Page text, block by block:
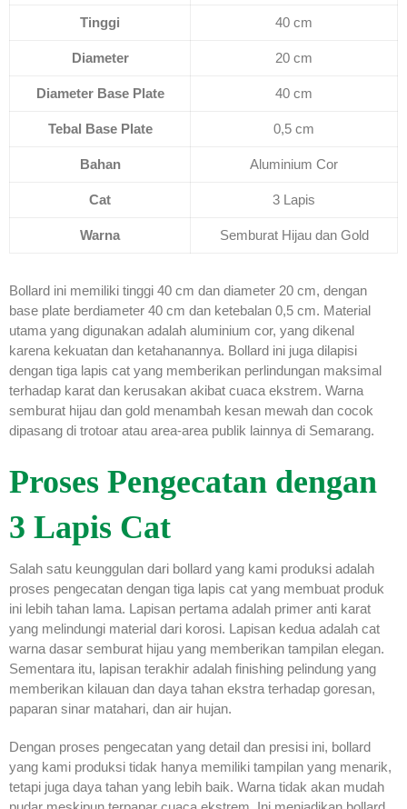
Tinggi 40 cm
Diameter 20 cm
Diameter Base Plate 40 cm
Tebal Base Plate 0,5 cm
Bahan Aluminium Cor
Cat 3 Lapis
Warna Semburat Hijau dan Gold
Bollard ini memiliki tinggi 40 cm dan diameter 20 cm, dengan
base plate berdiameter 40 cm dan ketebalan 0,5 cm. Material
utama yang digunakan adalah aluminium cor, yang dikenal
karena kekuatan dan ketahanannya. Bollard ini juga dilapisi
dengan tiga lapis cat yang memberikan perlindungan maksimal
terhadap karat dan kerusakan akibat cuaca ekstrem. Warna
semburat hijau dan gold menambah kesan mewah dan cocok
dipasang di trotoar atau area-area publik lainnya di Semarang.
Proses Pengecatan dengan
3 Lapis Cat
Salah satu keunggulan dari bollard yang kami produksi adalah
proses pengecatan dengan tiga lapis cat yang membuat produk
ini lebih tahan lama. Lapisan pertama adalah primer anti karat
yang melindungi material dari korosi. Lapisan kedua adalah cat
warna dasar semburat hijau yang memberikan tampilan elegan.
Sementara itu, lapisan terakhir adalah finishing pelindung yang
memberikan kilauan dan daya tahan ekstra terhadap goresan,
paparan sinar matahari, dan air hujan.
Dengan proses pengecatan yang detail dan presisi ini, bollard
yang kami produksi tidak hanya memiliki tampilan yang menarik,
tetapi juga daya tahan yang lebih baik. Warna tidak akan mudah